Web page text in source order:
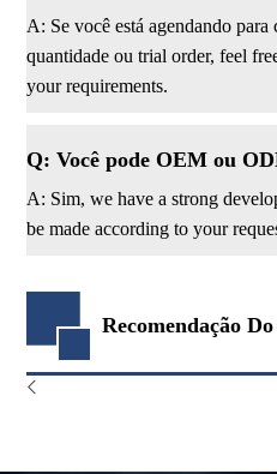
A: Se você está agendando
quantidade ou trial order, feel
your requirements.
Q: Você pode OEM ou
A: Sim, we have a strong
be made according to your
Recomendação